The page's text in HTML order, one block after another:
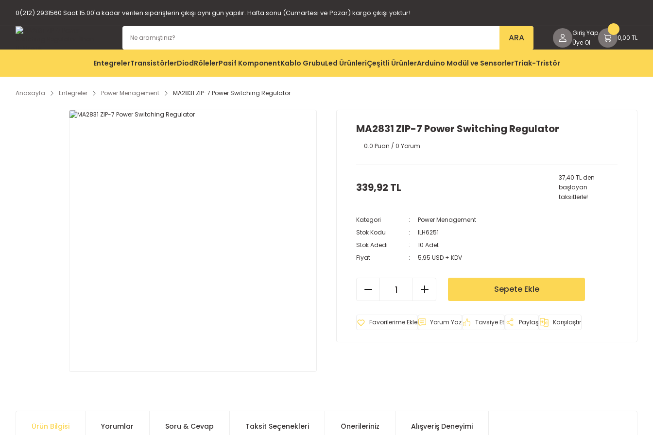
0(212) 2931560 Saat 15.00'a kadar verilen siparişlerin çıkışı aynı gün yapılır. Hafta sonu (Cumartesi ve Pazar) kargo çıkışı yoktur!
ARA
Giriş Yap
Üye Ol
0,00 TL
EntegrelerTransistörlerDiodRölelerPasif KomponentKablo GrubuLed ÜrünleriÇeşitli ÜrünlerArduino Modül ve SensorlerTriak-Tristör
Anasayfa Entegreler Power Menagement MA2831 ZIP-7 Power Switching Regulator
MA2831 ZIP-7 Power Switching Regulator
0.0 Puan / 0 Yorum
339,92 TL
37,40 TL den
başlayan
taksitlerle!
Kategori
Power Menagement
Stok Kodu
ILH6251
Stok Adedi
10 Adet
Fiyat
5,95 USD + KDV
Sepete Ekle
Yorum Yaz Tavsiye Et Paylaş Karşılaştır
Ürün Bilgisi Yorumlar Soru & Cevap Taksit Seçenekleri Önerileriniz Alışveriş Deneyimi